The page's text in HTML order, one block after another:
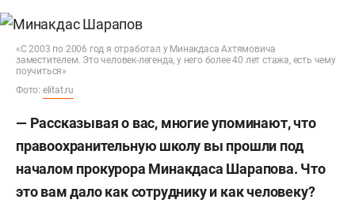
«С 2003 по 2006 год я отработал у Минакдаса Ахтямовича
заместителем. Это человек-легенда, у него более 40 лет стажа, есть чему
поучиться»
Фото: elitat.ru
— Рассказывая о вас, многие упоминают, что
правоохранительную школу вы прошли под
началом прокурора Минакдаса Шарапова. Что
это вам дало как сотруднику и как человеку?